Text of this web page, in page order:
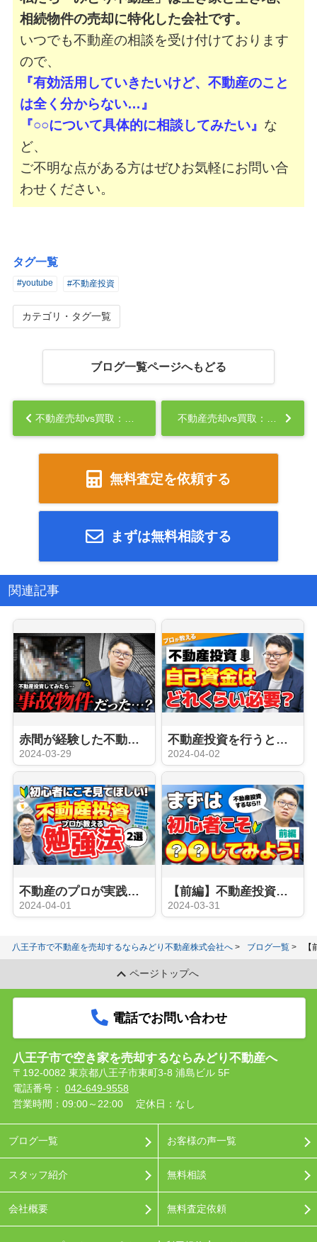
相続物件の売却に特化した会社です。
いつでも不動産の相談を受け付けております
ので、
『有効活用していきたいけど、不動産のこと
は全く分からない…』
『○○について具体的に相談してみたい』 な
ど、
ご不明な点がある方はぜひお気軽にお問い合
わせください。
タグ一覧
#youtube #不動産投資
カテゴリ・タグ一覧
ブログ一覧ページへもどる
無料査定を依頼する
まずは無料相談する
関連記事
赤間が経験した不動産投資のコワい失敗談
2024-03-29
不動産投資を行うときに自己資金は必要？？
2024-04-02
不動産のプロが実践！不動産投資をする際の勉強方法
2024-04-01
【前編】不動産投資を行う前に知っておきたいこと
2024-03-31
八王子市で不動産を売却するならみどり不動産株式会社へ ブログ一覧
ページトップへ
電話でお問い合わせ
八王子市で空き家を売却するならみどり不動産へ
〒192-0082 東京都八王子市東町3-8 浦島ビル 5F
電話番号： 042-649-9558
営業時間：09:00～22:00
定休日：なし
ブログ一覧
スタッフ紹介
会社概要
お客様の声一覧
無料相談
無料査定依頼